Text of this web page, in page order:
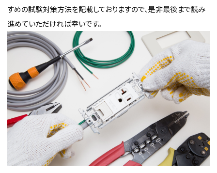
すめの試験対策方法を記載しておりますので、是非最後まで読み
進めていただければ幸いです。